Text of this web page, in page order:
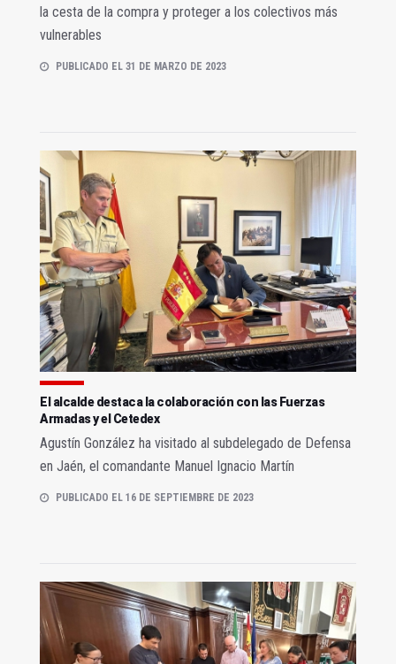
la cesta de la compra y proteger a los colectivos más
vulnerables
PUBLICADO EL 31 DE MARZO DE 2023
El alcalde destaca la colaboración con las Fuerzas
Armadas y el Cetedex
Agustín González ha visitado al subdelegado de Defensa
en Jaén, el comandante Manuel Ignacio Martín
PUBLICADO EL 16 DE SEPTIEMBRE DE 2023